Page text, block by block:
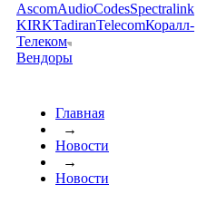
AscomAudioCodesSpectralink
KIRKTadiranTelecomКоралл-
Телеком
Вендоры
Главная
→
Новости
→
Новости